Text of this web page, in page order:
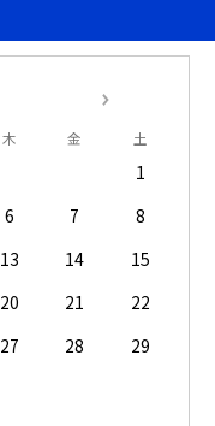
木 金 土
1
6 7
8
13 14
15
20 21
22
27 28
29